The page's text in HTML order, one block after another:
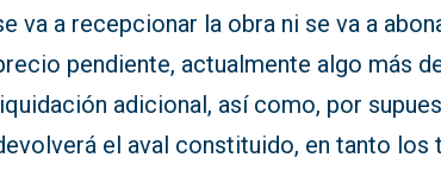
va a recepcionar la obra ni se va a
pendiente, actualmente algo más
adicional, así como, por
el aval constituido, en tanto los